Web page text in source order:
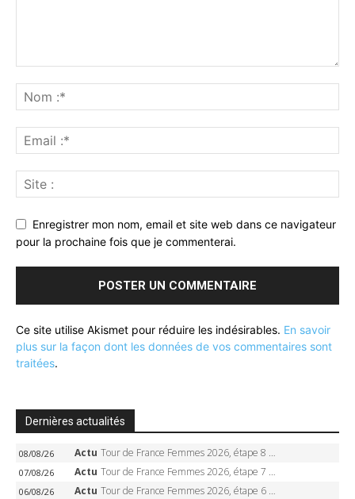
Enregistrer mon nom, email et site web dans ce navigateur
pour la prochaine fois que je commenterai.
Ce site utilise Akismet pour réduire les indésirables. En savoir
plus sur la façon dont les données de vos commentaires sont
traitées.
Dernières actualités
08/08/26 Actu Tour de France Femmes 2026, étape 8 – Demi Vollering gagne à Nice, reprend le jaune, Niewiadoma à 8 secondes
07/08/26 Actu Tour de France Femmes 2026, étape 7 – Kasia Niewiadoma gagne le Ventoux, maillot jaune, Reusser et Vollering piégées
06/08/26 Actu Tour de France Femmes 2026, étape 6 – Kim Le Court-Pienaar gagne à Tournon, Reusser en jaune